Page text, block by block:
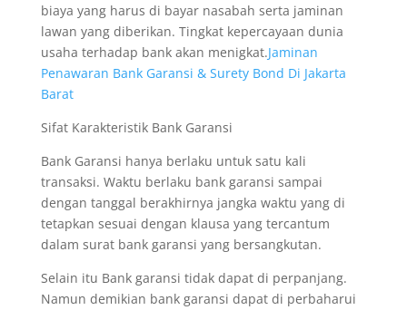
biaya yang harus di bayar nasabah serta jaminan
lawan yang diberikan. Tingkat kepercayaan dunia
usaha terhadap bank akan menigkat.Jaminan
Penawaran Bank Garansi & Surety Bond Di Jakarta
Barat
Sifat Karakteristik Bank Garansi
Bank Garansi hanya berlaku untuk satu kali
transaksi. Waktu berlaku bank garansi sampai
dengan tanggal berakhirnya jangka waktu yang di
tetapkan sesuai dengan klausa yang tercantum
dalam surat bank garansi yang bersangkutan.
Selain itu Bank garansi tidak dapat di perpanjang.
Namun demikian bank garansi dapat di perbaharui